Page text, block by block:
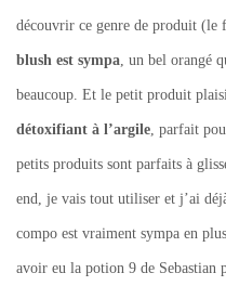
découvrir ce genre de produit (le
blush est sympa , un bel orangé
beaucoup. Et le petit produit
détoxifiant à l’argile , parfait
petits produits sont parfaits à
end, je vais tout utiliser et j’ai
compo est vraiment sympa en
avoir eu la potion 9 de Sebastian